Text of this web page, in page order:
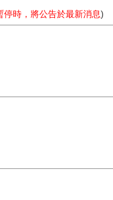
停時，將公告於最新消息)